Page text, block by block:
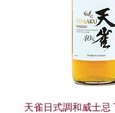
天雀日式調和威士忌